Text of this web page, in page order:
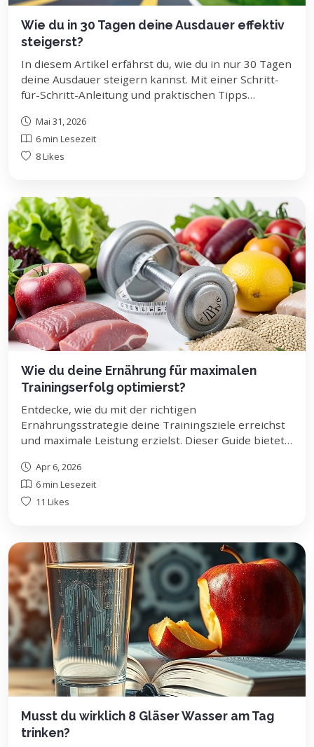
Wie du in 30 Tagen deine Ausdauer effektiv
steigerst?
In diesem Artikel erfährst du, wie du in nur 30 Tagen
deine Ausdauer steigern kannst. Mit einer Schritt-
für-Schritt-Anleitung und praktischen Tipps
Mai 31, 2026
6 min Lesezeit
8 Likes
Wie du deine Ernährung für maximalen
Trainingserfolg optimierst?
Entdecke, wie du mit der richtigen
Ernährungsstrategie deine Trainingsziele erreichst
und maximale Leistung erzielst. Dieser Guide bietet
Ernährung perfekt auf dein Training abzustimmen –
egal ob Muskelaufbau, Fettabbau oder Ausdauer.
Apr 6, 2026
6 min Lesezeit
11 Likes
Musst du wirklich 8 Gläser Wasser am Tag
trinken?